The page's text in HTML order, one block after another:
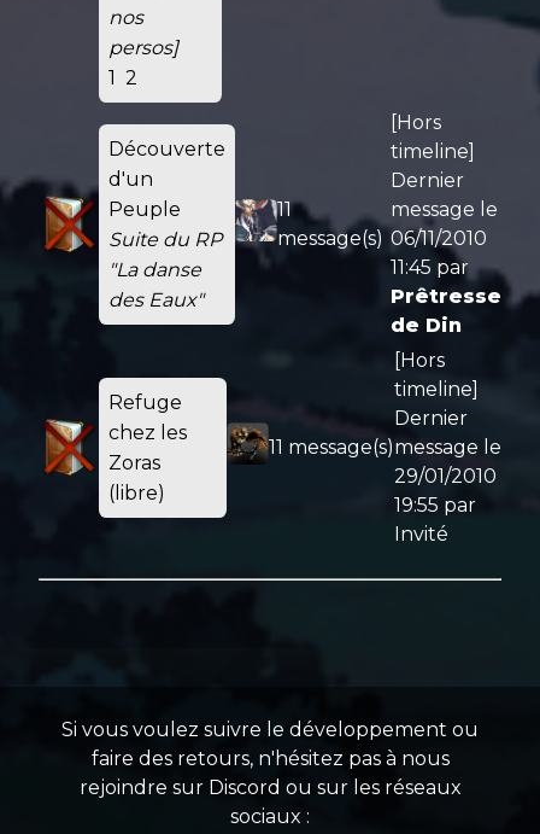
nos
persos]
1 2
Découverte
d'un
Peuple
Suite du RP
"La danse
des Eaux"
11
message(s)
[Hors
timeline]
Dernier
message le
06/11/2010
11:45 par
Prêtresse
de Din
Refuge
chez les
Zoras
(libre)
11 message(s)
[Hors
timeline]
Dernier
message le
29/01/2010
19:55 par
Invité
Si vous voulez suivre le développement ou
faire des retours, n'hésitez pas à nous
rejoindre sur Discord ou sur les réseaux
sociaux :